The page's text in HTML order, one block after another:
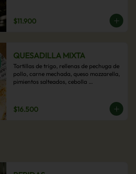
$11.900
QUESADILLA MIXTA
Tortillas de trigo, rellenas de pechuga de
pollo, carne mechada, queso mozzarella,
pimientos salteados, cebolla
$16.500